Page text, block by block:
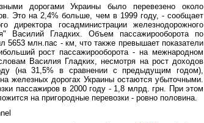
дорогами Украины было перевезено около
Это на 2,4% больше, чем в 1999 году, - сообщает
директора госадминистрации железнодорожного
Василий Гладких. Объем пассажирооборота по
5653 млн.пас - км, что также превышает показатели
рост пассажирооборота - на межнародном
Василия Гладких, несмотря на рост доходов
(на 31,5% в сравнении с предыдущим годом),
железных дорогах Украины остаются убыточными.
пассажиров в 2000 году - 1,8 млрд. грн. При этом
на пригородные перевозки - ровно половина.